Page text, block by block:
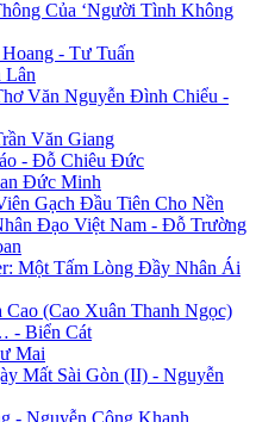
Của ‘Người Tình Không
- Tư Tuấn
Lân
Văn Nguyễn Đình Chiểu -
Văn Giang
- Đỗ Chiêu Đức
Đức Minh
Gạch Đầu Tiên Cho Nền
Đạo Việt Nam - Đỗ Trường
Một Tấm Lòng Đầy Nhân Ái
(Cao Xuân Thanh Ngọc)
- Biển Cát
Mai
Mất Sài Gòn (II) - Nguyễn
- Nguyễn Công Khanh